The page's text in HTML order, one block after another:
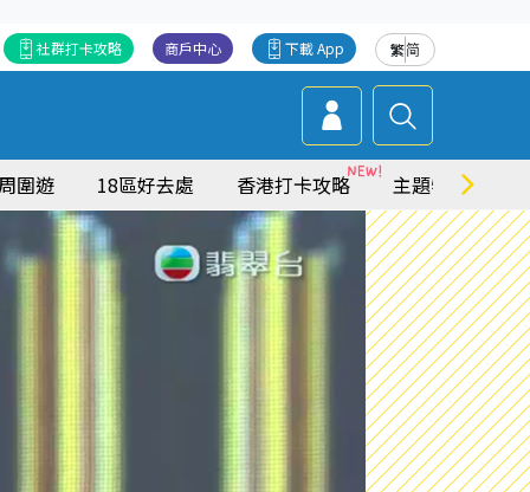
繁简
下載 App
商戶中心
社群打卡攻略
圍遊 18區好去處 香港打卡攻略 主題特集